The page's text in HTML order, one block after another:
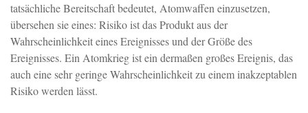
tatsächliche Bereitschaft bedeutet, Atomwaffen einzusetzen,
übersehen sie eines: Risiko ist das Produkt aus der
Wahrscheinlichkeit eines Ereignisses und der Größe des
Ereignisses. Ein Atomkrieg ist ein dermaßen großes Ereignis, das
auch eine sehr geringe Wahrscheinlichkeit zu einem inakzeptablen
Risiko werden lässt.